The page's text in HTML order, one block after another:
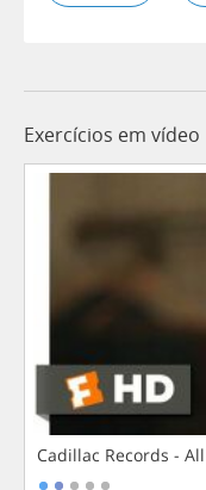
Exercícios em vídeo
Cadillac Records -